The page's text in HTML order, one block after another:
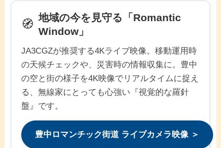
🧭 地域の今を見守る「Romantic
Window」
JA3CGZが推奨する4Kライブ映像。移動運用時
の天候チェックや、災害時の情報収集に。豊中
の空と街の様子を4K映像でリアルタイムに捉え
る、無線家にとっても心強い『視覚的な羅針
盤』です。
豊中ロマンチック街道 ライブカメラ映像 ＞